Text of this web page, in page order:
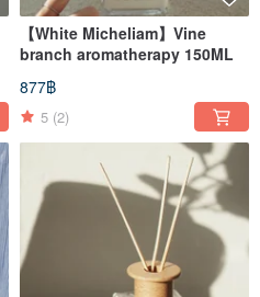
【White Micheliam】Vine
branch aromatherapy 150ML
877฿
5 (2)